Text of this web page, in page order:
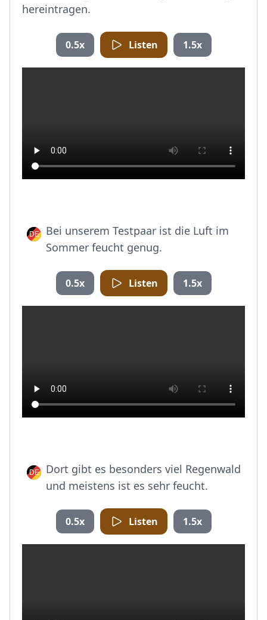
hereintragen.
0.5x Listen 1.5x
Bei unserem Testpaar ist die Luft im
Sommer feucht genug.
0.5x Listen 1.5x
Dort gibt es besonders viel Regenwald
und meistens ist es sehr feucht.
0.5x Listen 1.5x